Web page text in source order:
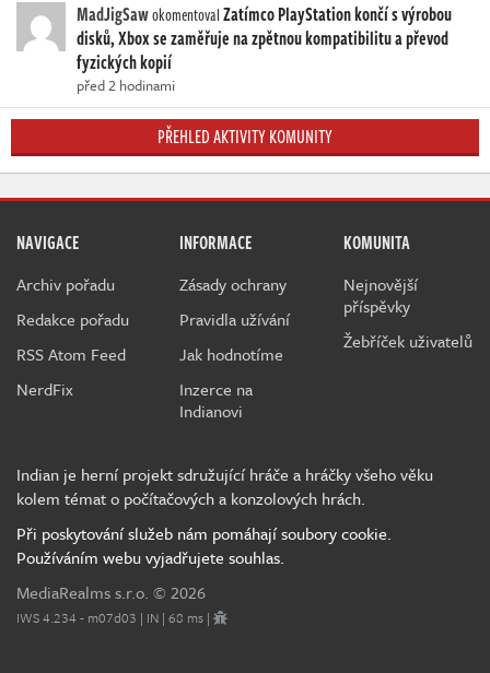
MadJigSawokomentovalZatímco PlayStation končí s výrobou
disků, Xbox se zaměřuje na zpětnou kompatibilitu a převod
fyzických kopií
před 2 hodinami
PŘEHLED AKTIVITY KOMUNITY
NAVIGACE
Archiv pořadu
Redakce pořadu
RSS Atom Feed
NerdFix
INFORMACE
Zásady ochrany
Pravidla užívání
Jak hodnotíme
Inzerce na
Indianovi
KOMUNITA
Nejnovější
příspěvky
Žebříček uživatelů
Indian je herní projekt sdružující hráče a hráčky všeho věku
kolem témat o počítačových a konzolových hrách.
Při poskytování služeb nám pomáhají soubory cookie.
Používáním webu vyjadřujete souhlas.
MediaRealms s.r.o. © 2026
IWS 4.234 - m07d03 | IN | 68 ms |